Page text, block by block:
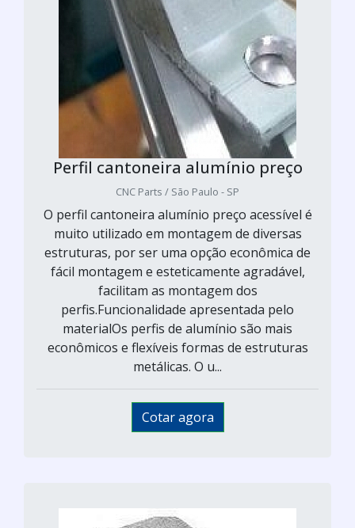
Perfil cantoneira alumínio preço
CNC Parts / São Paulo - SP
O perfil cantoneira alumínio preço acessível é
muito utilizado em montagem de diversas
estruturas, por ser uma opção econômica de
fácil montagem e esteticamente agradável,
facilitam as montagem dos
perfis.Funcionalidade apresentada pelo
materialOs perfis de alumínio são mais
econômicos e flexíveis formas de estruturas
metálicas. O u...
Cotar agora